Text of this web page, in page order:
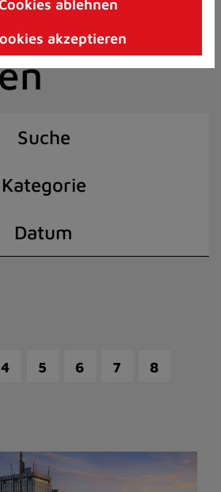
Suche
Kategorie
Datum
4 5 6 7
8
ablehnen
akzeptieren